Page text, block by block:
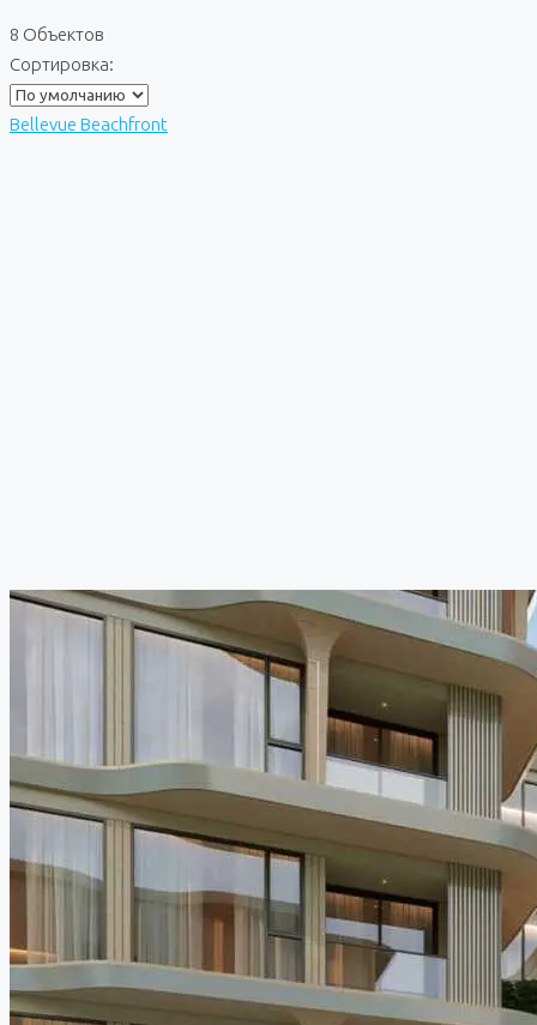
8 Объектов
Сортировка:
Bellevue Beachfront